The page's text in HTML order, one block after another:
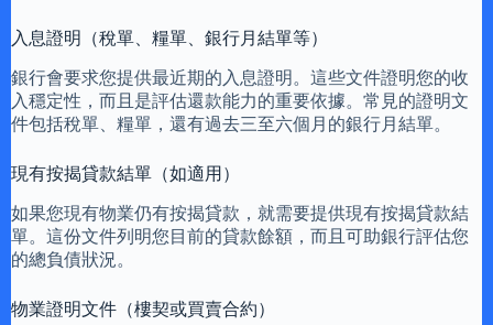
入息證明（稅單、糧單、銀行月結單等）
銀行會要求您提供最近期的入息證明。這些文件證明您的收
入穩定性，而且是評估還款能力的重要依據。常見的證明文
件包括稅單、糧單，還有過去三至六個月的銀行月結單。
現有按揭貸款結單（如適用）
如果您現有物業仍有按揭貸款，就需要提供現有按揭貸款結
單。這份文件列明您目前的貸款餘額，而且可助銀行評估您
的總負債狀況。
物業證明文件（樓契或買賣合約）